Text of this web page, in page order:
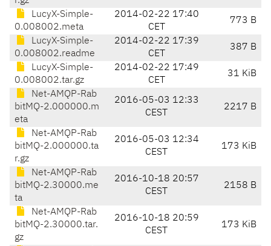
LucyX-Simple-
0.008002.meta
2014-02-22 17:40
CET
773 B
LucyX-Simple-
0.008002.readme
2014-02-22 17:39
CET
387 B
LucyX-Simple-
0.008002.tar.gz
2014-02-22 17:49
CET
31 KiB
Net-AMQP-Rab
bitMQ-2.000000.m
eta
2016-05-03 12:33
CEST
2217 B
Net-AMQP-Rab
bitMQ-2.000000.ta
r.gz
2016-05-03 12:34
CEST
173 KiB
Net-AMQP-Rab
bitMQ-2.30000.me
ta
2016-10-18 20:57
CEST
2158 B
Net-AMQP-Rab
bitMQ-2.30000.tar.
gz
2016-10-18 20:59
CEST
173 KiB